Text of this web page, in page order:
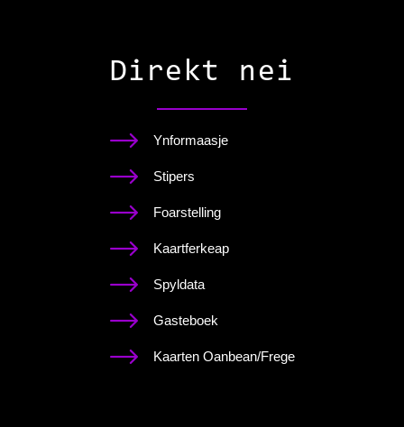
Direkt nei
Ynformaasje
Stipers
Foarstelling
Kaartferkeap
Spyldata
Gasteboek
Kaarten Oanbean/Frege